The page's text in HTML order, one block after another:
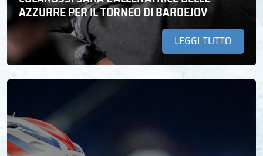
AZZURRE PER IL TORNEO DI BARDEJOV
LEGGI TUTTO